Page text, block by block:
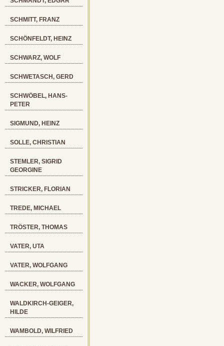
SCHMITT, FRANZ
SCHÖNFELDT, HEINZ
SCHWARZ, WOLF
SCHWETASCH, GERD
SCHWÖBEL, HANS-
PETER
SIGMUND, HEINZ
SOLLE, CHRISTIAN
STEMLER, SIGRID
GEORGINE
STRICKER, FLORIAN
TREDE, MICHAEL
TRÖSTER, THOMAS
VATER, UTA
VATER, WOLFGANG
WACKER, WOLFGANG
WALDKIRCH-GEIGER,
HILDE
WAMBOLD, WILFRIED